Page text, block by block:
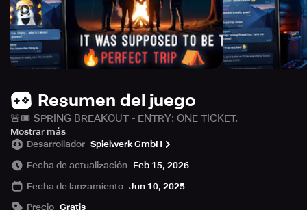
Resumen del juego
🚨🎟 SPRING BREAKOUT - ENTRY: ONE TICKET.
OUTCOME: UNCERTAIN.
A weekend full of music 🎶, partying 🎉 and unforgettable
the highlight of the year.
Mostrar más
Desarrollador Spielwerk GmbH
Fecha de actualización Feb 15, 2026
Fecha de lanzamiento Jun 10, 2025
Precio Gratis